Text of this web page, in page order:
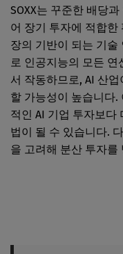
SOXX는 꾸준한 배당
어 장기 투자에 적합한
장의 기반이 되는 기술
로 인공지능의 모든 연
서 작동하므로, AI 산
할 가능성이 높습니다.
적인 AI 기업 투자보다
법이 될 수 있습니다.
을 고려해 분산 투자를